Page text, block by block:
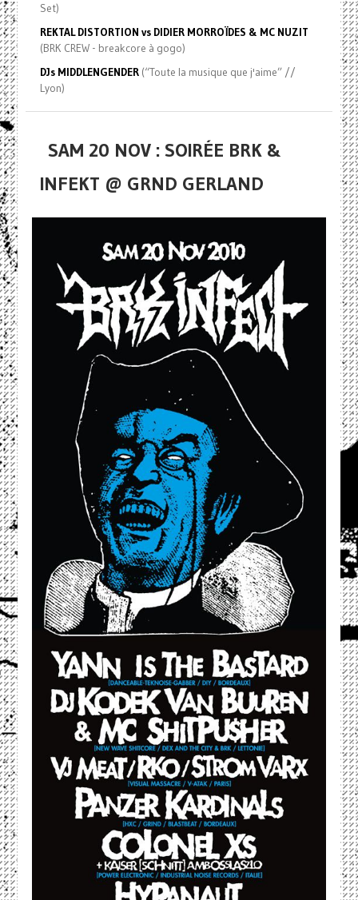
Set)
REKTAL DISTORTION vs DIDIER MORROÏDES & MC NUZIT
(BRK CREW - breakcore à gogo)
DJs MIDDLENGENDER(“Toute la musique que j'aime” //
Lyon)
SAM 20 NOV : SOIRÉE BRK &
INFEKT @ GRND GERLAND